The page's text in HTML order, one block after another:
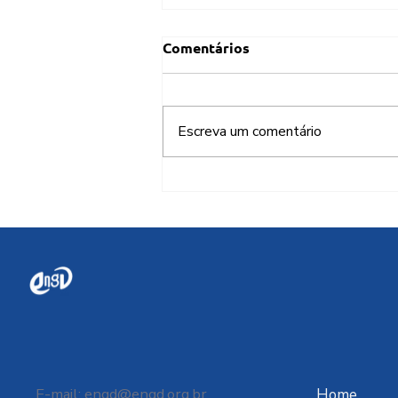
soberania digital em IA
Comentários
Escreva um comentário